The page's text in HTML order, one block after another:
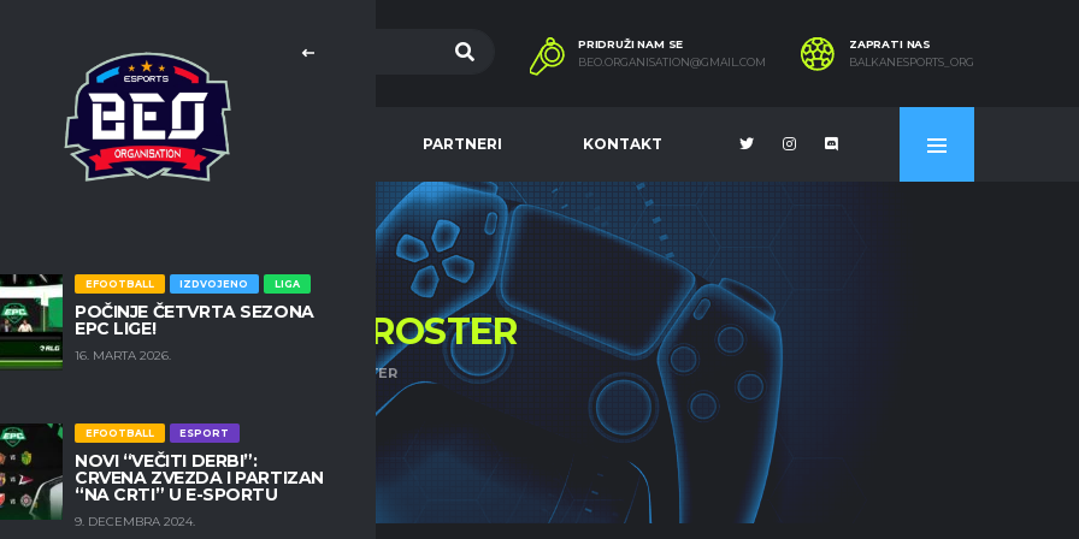
PRIDRUŽI NAM SE
BEO.ORGANISATION@GMAIL.COM
ZAPRATI NAS
BALKANESPORTS_ORG
EFOOTBALL PARTNERI KONTAKT
EFOOTBALL IZDVOJENO LIGA
POČINJE ČETVRTA SEZONA
EPC LIGE!
16. MARTA 2026.
EFOOTBALL ESPORT
NOVI “VEČITI DERBI”:
CRVENA ZVEZDA I PARTIZAN
“NA CRTI” U E-SPORTU
9. DECEMBRA 2024.
NK OMLADINAC 75 ROSTER
NK OMLADINAC 75 ROSTER